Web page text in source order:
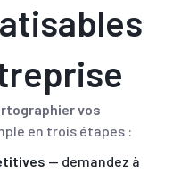
vos
en trois étapes :
— demandez à